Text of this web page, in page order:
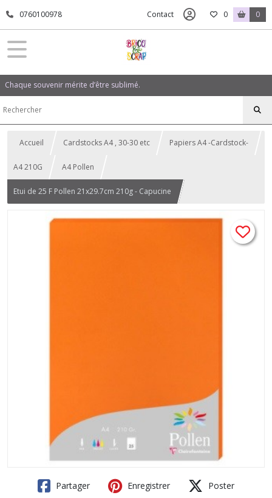
0760100978 Contact 0 0
Chaque souvenir mérite d’être sublimé.
Accueil Cardstocks A4 , 30-30 etc Papiers A4 -Cardstock-
A4 210G A4 Pollen
Etui de 25 F Pollen 21x29.7cm 210g - Capucine
Partager Enregistrer Poster